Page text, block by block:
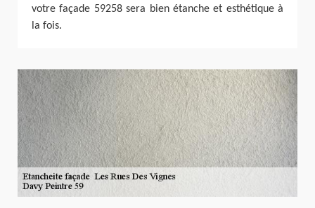
votre façade 59258 sera bien étanche et esthétique à
la fois.